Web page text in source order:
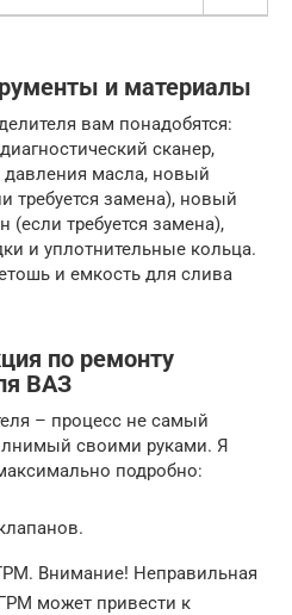
и материалы
вам понадобятся:
сканер,
масла, новый
требуется замена), новый
(если требуется замена),
и уплотнительные кольца.
и емкость для слива
по ремонту
ВАЗ
– процесс не самый
своими руками. Я
подробно:
Внимание! Неправильная
может привести к